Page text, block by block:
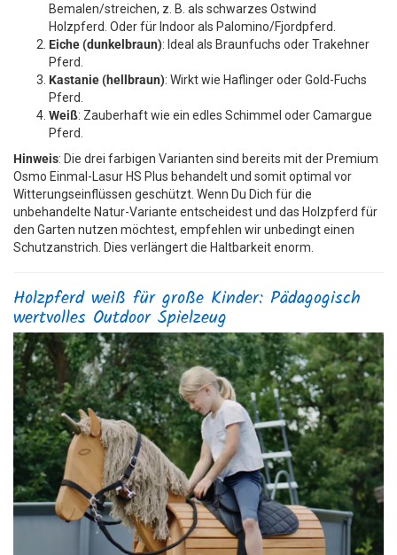
Bemalen/streichen, z. B. als schwarzes Ostwind
Holzpferd. Oder für Indoor als Palomino/Fjordpferd.
Eiche (dunkelbraun): Ideal als Braunfuchs oder Trakehner
Pferd.
Kastanie (hellbraun): Wirkt wie Haflinger oder Gold-Fuchs
Pferd.
Weiß: Zauberhaft wie ein edles Schimmel oder Camargue
Pferd.
Hinweis: Die drei farbigen Varianten sind bereits mit der Premium
Osmo Einmal-Lasur HS Plus behandelt und somit optimal vor
Witterungseinflüssen geschützt. Wenn Du Dich für die
unbehandelte Natur-Variante entscheidest und das Holzpferd für
den Garten nutzen möchtest, empfehlen wir unbedingt einen
Schutzanstrich. Dies verlängert die Haltbarkeit enorm.
Holzpferd weiß für große Kinder: Pädagogisch
wertvolles Outdoor Spielzeug